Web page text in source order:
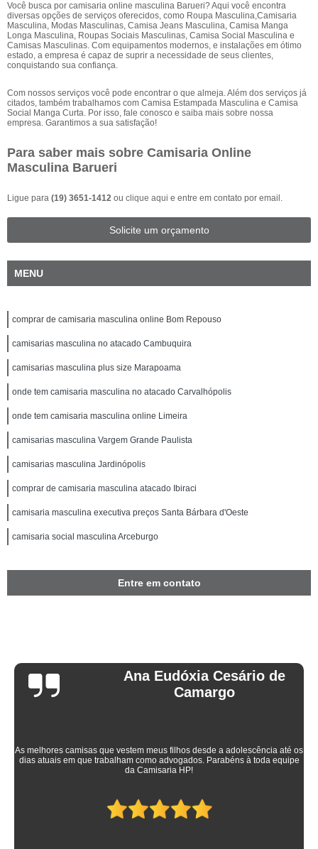
Você busca por camisaria online masculina Barueri? Aqui você encontra
diversas opções de serviços oferecidos, como Roupa Masculina,Camisaria
Masculina, Modas Masculinas, Camisa Jeans Masculina, Camisa Manga
Longa Masculina, Roupas Sociais Masculinas, Camisa Social Masculina e
Camisas Masculinas. Com equipamentos modernos, e instalações em ótimo
estado, a empresa é capaz de suprir a necessidade de seus clientes,
conquistando sua confiança.
Com nossos serviços você pode encontrar o que almeja. Além dos serviços já
citados, também trabalhamos com Camisa Estampada Masculina e Camisa
Social Manga Curta. Por isso, fale conosco e saiba mais sobre nossa
empresa. Garantimos a sua satisfação!
Para saber mais sobre Camisaria Online
Masculina Barueri
Ligue para (19) 3651-1412 ou clique aqui e entre em contato por email.
Solicite um orçamento
MENU
comprar de camisaria masculina online Bom Repouso
camisarias masculina no atacado Cambuquira
camisarias masculina plus size Marapoama
onde tem camisaria masculina no atacado Carvalhópolis
onde tem camisaria masculina online Limeira
camisarias masculina Vargem Grande Paulista
camisarias masculina Jardinópolis
comprar de camisaria masculina atacado Ibiraci
camisaria masculina executiva preços Santa Bárbara d'Oeste
camisaria social masculina Arceburgo
Entre em contato
Ana Eudóxia Cesário de
Camargo
As melhores camisas que vestem meus filhos desde a adolescência até os
dias atuais em que trabalham como advogados. Parabéns à toda equipe
da Camisaria HP!